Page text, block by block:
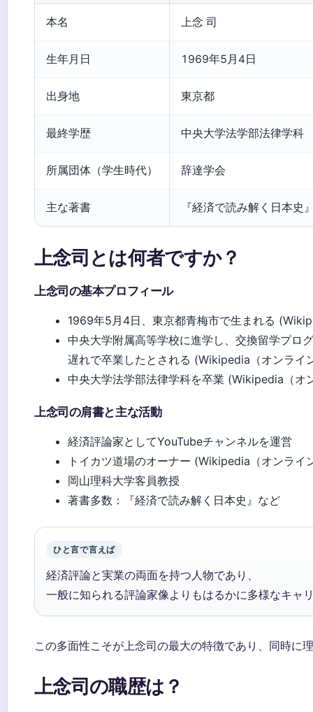
本名 上念 司
生年月日 1969年5月4日
出身地 東京都
最終学歴 中央大学法学部法律学科
所属団体（学生時代） 辞達学会
主な著書 『経済で読み解く日本史
上念司とは何者ですか？
上念司の基本プロフィール
1969年5月4日、東京都青梅市で生まれる
中央大学附属高等学校に進学し、交換留学プロ
遅れで卒業したとされる (Wikipedia（オンライ
中央大学法学部法律学科を卒業 (Wikipedia（オ
上念司の肩書と主な活動
経済評論家としてYouTubeチャンネルを運営
トイカツ道場のオーナー (Wikipedia（オンライ
岡山理科大学客員教授
著書多数：『経済で読み解く日本史』など
ひと言で言えば
経済評論と実業の両面を持つ人物であり、
一般に知られる評論家像よりもはるかに多様なキャ
この多面性こそが上念司の最大の特徴であり、同時に
上念司の職歴は？